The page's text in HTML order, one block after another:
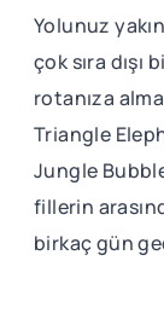
Yolunuz
çok sıra dışı
rotanıza
Triangle
Jungle
fillerin
birkaç gün